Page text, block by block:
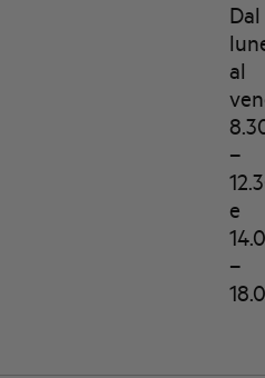
Dal
al
–
e
–